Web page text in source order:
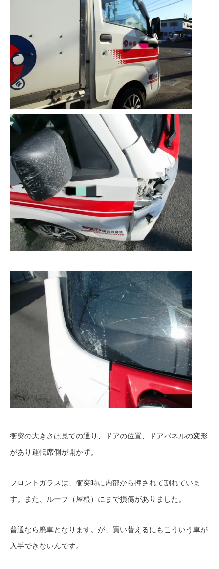
衝突の大きさは見ての通り、ドアの位置、ドアパネルの変形
があり運転席側が開かず。
フロントガラスは、衝突時に内部から押されて割れていま
す。また、ルーフ（屋根）にまで損傷がありました。
普通なら廃車となります。が、買い替えるにもこういう車が
入手できないんです。